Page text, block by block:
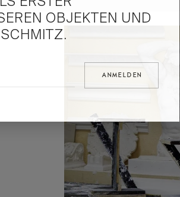
OBJEKTEN UND